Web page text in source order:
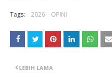
Tags: 2026 OPINI
LEBIH LAMA